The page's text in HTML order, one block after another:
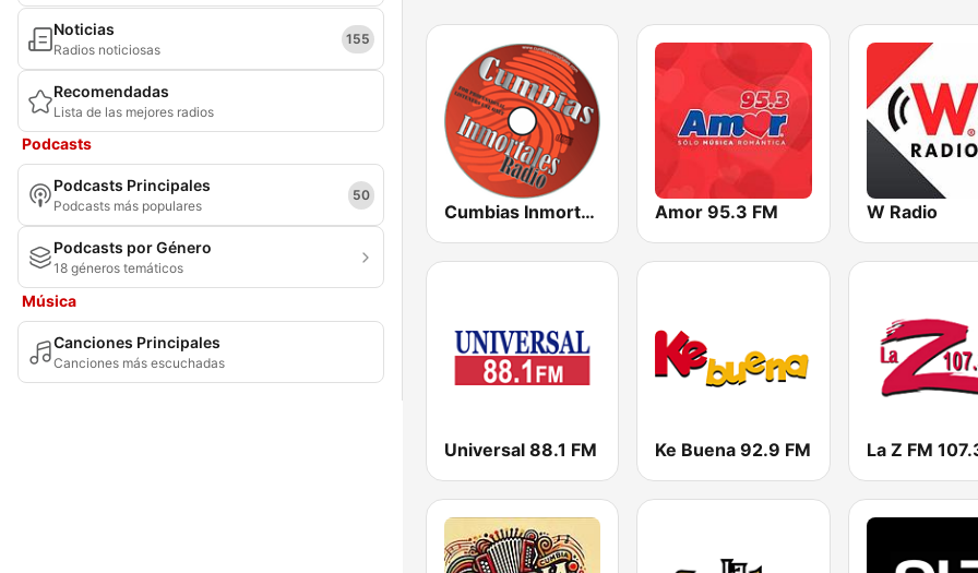
Noticias
Radios noticiosas
155
Recomendadas
Lista de las mejores radios
Podcasts
Podcasts Principales
Podcasts más populares
50
Podcasts por Género
18 géneros temáticos
Música
Canciones Principales
Canciones más escuchadas
Cumbias Inmortales Radio Amor 95.3 FM W Radio
Universal 88.1 FM Ke Buena 92.9 FM La Z FM